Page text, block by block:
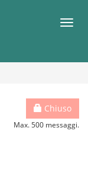
Chiuso
Max. 500 messaggi.